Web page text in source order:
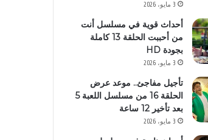
3 مايو، 2026
أحداث قوية في مسلسل أنت
من أحببت الحلقة 13 كاملة
بجودة HD
3 مايو، 2026
تأجيل مفاجئ.. موعد عرض
الحلقة 16 من مسلسل اللعبة 5
بعد تأخير 12 ساعة
3 مايو، 2026